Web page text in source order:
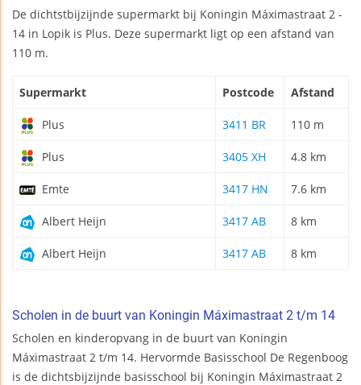
De dichtstbijzijnde supermarkt bij Koningin Máximastraat 2 -
14 in Lopik is Plus. Deze supermarkt ligt op een afstand van
110 m.
Supermarkt Postcode Afstand
Plus 3411 BR 110 m
Plus 3405 XH 4.8 km
Emte 3417 HN 7.6 km
Albert Heijn 3417 AB 8 km
Albert Heijn 3417 AB 8 km
Scholen in de buurt van Koningin Máximastraat 2 t/m 14
Scholen en kinderopvang in de buurt van Koningin
Máximastraat 2 t/m 14. Hervormde Basisschool De Regenboog
is de dichtsbijzijnde basisschool bij Koningin Máximastraat 2